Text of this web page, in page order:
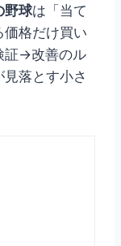
野球は「当て
価格だけ買い
証→改善のル
落とす小さ